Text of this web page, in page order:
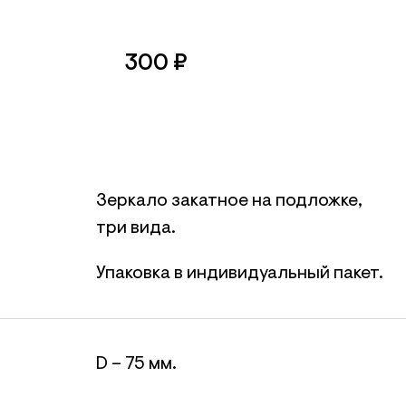
300 ₽
Зеркало закатное на подложке,
три вида.
Упаковка в индивидуальный пакет.
D – 75 мм.